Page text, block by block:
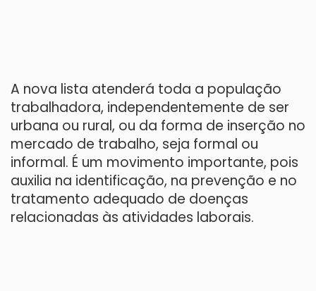
A nova lista atenderá toda a população
trabalhadora, independentemente de ser
urbana ou rural, ou da forma de inserção no
mercado de trabalho, seja formal ou
informal. É um movimento importante, pois
auxilia na identificação, na prevenção e no
tratamento adequado de doenças
relacionadas às atividades laborais.